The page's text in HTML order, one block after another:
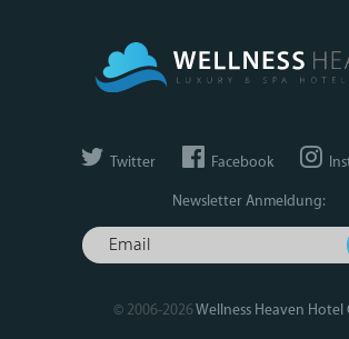
Twitter Facebook
Newsletter Anmeldung:
© 2006-2026Wellness Heaven Hotel